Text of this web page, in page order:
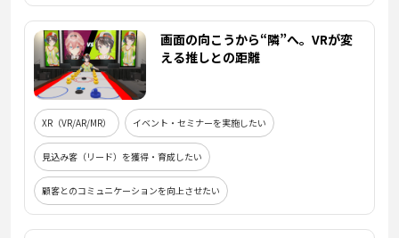
画面の向こうから“隣”へ。VRが変
える推しとの距離
XR（VR/AR/MR） イベント・セミナーを実施したい
見込み客（リード）を獲得・育成したい
顧客とのコミュニケーションを向上させたい